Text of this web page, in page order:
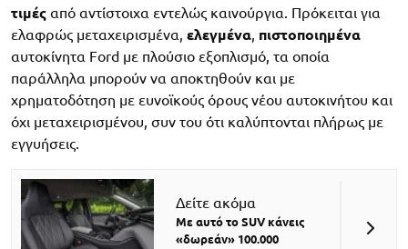
τιμές από αντίστοιχα εντελώς καινούργια. Πρόκειται για
ελαφρώς μεταχειρισμένα, ελεγμένα, πιστοποιημένα
αυτοκίνητα Ford με πλούσιο εξοπλισμό, τα οποία
παράλληλα μπορούν να αποκτηθούν και με
χρηματοδότηση με ευνοϊκούς όρους νέου αυτοκινήτου και
όχι μεταχειρισμένου, συν του ότι καλύπτονται πλήρως με
εγγυήσεις.
Δείτε ακόμα
Με αυτό το SUV κάνεις
«δωρεάν» 100.000